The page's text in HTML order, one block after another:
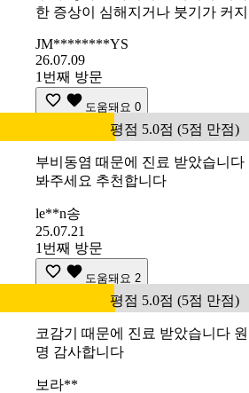
한 증상이 심해지거나 붓기가 커지
JM********YS
26.07.09
1번째 방문
도움돼요 0
평점 5.0점 (5점 만점)
부비동염 때문에 진료 받았습니
봐주세요 추천합니다
le**n송
25.07.21
1번째 방문
도움돼요 2
평점 5.0점 (5점 만점)
코감기 때문에 진료 받았습니다
명 감사합니다
보라**